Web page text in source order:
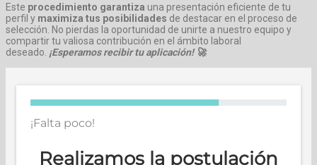
Este procedimiento garantiza una presentación eficiente de tu
perfil y maximiza tus posibilidades de destacar en el proceso de
selección. No pierdas la oportunidad de unirte a nuestro equipo y
compartir tu valiosa contribución en el ámbito laboral
deseado. ¡Esperamos recibir tu aplicación! 🚀